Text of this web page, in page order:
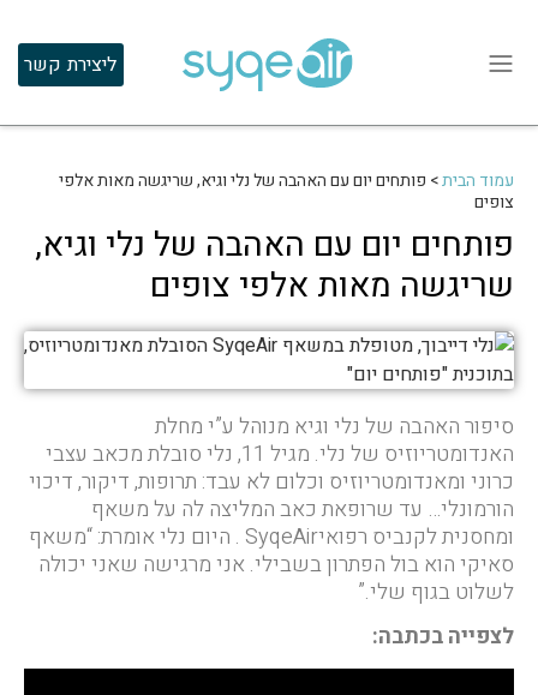
ליצירת קשר
עמוד הבית> פותחים יום עם האהבה של נלי וגיא, שריגשה מאות אלפי
צופים
פותחים יום עם האהבה של נלי וגיא,
שריגשה מאות אלפי צופים
סיפור האהבה של נלי וגיא מנוהל ע”י מחלת
האנדומטריוזיס של נלי. מגיל 11, נלי סובלת מכאב עצבי
כרוני ומאנדומטריוזיס וכלום לא עבד: תרופות, דיקור, דיכוי
הורמונלי… עד שרופאת כאב המליצה לה על משאף
ומחסנית לקנביס רפואיSyqeAir . היום נלי אומרת: “משאף
סאיקי הוא בול הפתרון בשבילי. אני מרגישה שאני יכולה
לשלוט בגוף שלי.”
לצפייה בכתבה: